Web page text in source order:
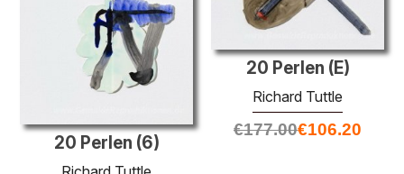
20 Perlen (E)
Richard Tuttle
€177.00€106.20
20 Perlen (6)